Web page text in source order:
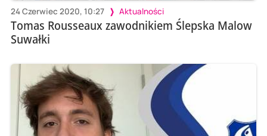
24 Czerwiec 2020, 10:27 Aktualności
Tomas Rousseaux zawodnikiem Ślepska Malow
Suwałki